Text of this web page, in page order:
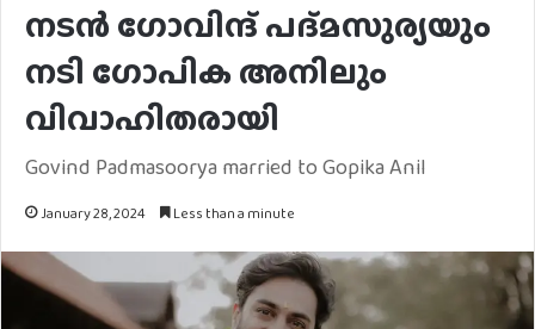
നടൻ ഗോവിന്ദ് പദ്മസുര്യയും
നടി ഗോപിക അനിലും
വിവാഹിതരായി
Govind Padmasoorya married to Gopika Anil
January 28, 2024 Less than a minute